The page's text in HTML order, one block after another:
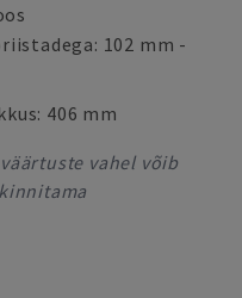
102 mm -
406 mm
vahel võib